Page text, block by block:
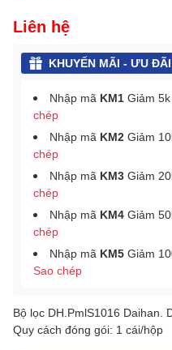
Liên hệ
KHUYẾN MÃI - ƯU ĐÃI
Nhập mã KM1 Giảm
chép
Nhập mã KM2 Giảm
chép
Nhập mã KM3 Giảm
chép
Nhập mã KM4 Giảm
chép
Nhập mã KM5 Giảm
Sao chép
Bộ lọc DH.PmlS1016 Daihan.
Quy cách đóng gói: 1 cái/hộp